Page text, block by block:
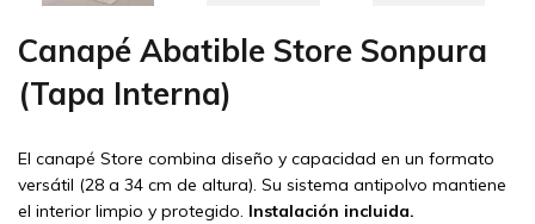
Canapé Abatible Store Sonpura
(Tapa Interna)
El canapé Store combina diseño y capacidad en un formato
versátil (28 a 34 cm de altura). Su sistema antipolvo mantiene
el interior limpio y protegido. Instalación incluida.